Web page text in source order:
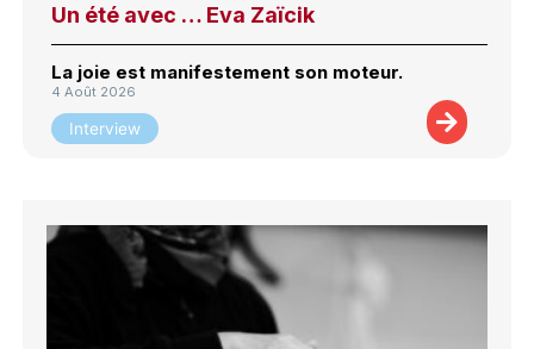
Un été avec … Eva Zaïcik
La joie est manifestement son moteur.
4 Août 2026
Interview